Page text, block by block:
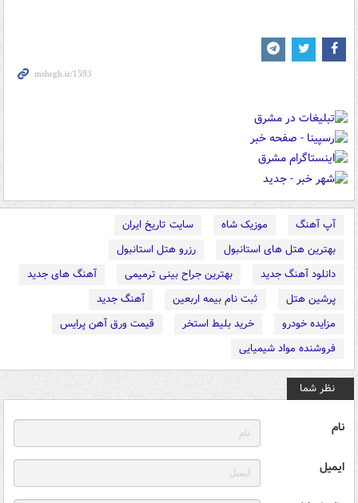
آپ آهنگ موزیک شاه
سایت تاریخ ایران
بهترین هتل های استانبول
رزرو هتل استانبول
دانلود آهنگ جدید
بهترین جراح بینی ترمیمی
آهنگ های جدید
پرشین هتل
ثبت نام بیمه اربعین
آهنگ جدید
مزایده خودرو
خرید بلیط استخر
قیمت ورق آهن پرایس
فروشنده مواد شیمیایی
نظر شما
نام
ایمیل